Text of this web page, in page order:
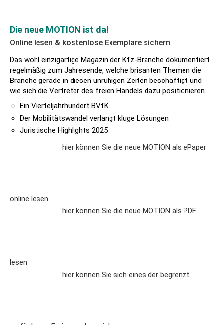
Die neue MOTION ist da!
Online lesen & kostenlose Exemplare sichern
Das wohl einzigartige Magazin der Kfz-Branche dokumentiert
regelmäßig zum Jahresende, welche brisanten Themen die
Branche gerade in diesen unruhigen Zeiten beschäftigt und
wie sich die Vertreter des freien Handels dazu positionieren.
Ein Vierteljahrhundert BVfK
Der Mobilitätswandel verlangt kluge Lösungen
Juristische Highlights 2025
hier können Sie die neue MOTION als ePaper
online lesen
hier können Sie die neue MOTION als PDF
lesen
hier können Sie sich eines der begrenzt